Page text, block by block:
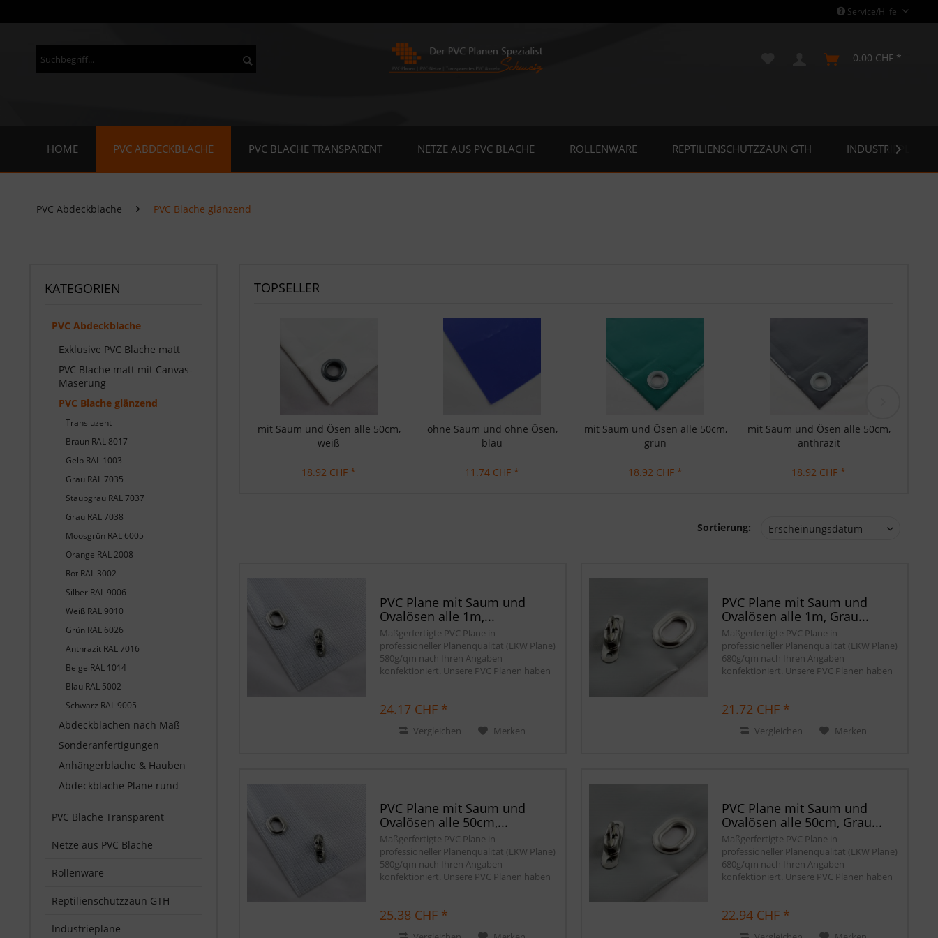
Service/Hilfe
0.00 CHF *
HOME PVC ABDECKBLACHE PVC BLACHE TRANSPARENT NETZE AUS PVC BLACHE ROLLENWARE REPTILIENSCHUTZZAUN GTH INDUSTRIEPLANE

PVC Abdeckblache PVC Blache glänzend
KATEGORIEN
PVC Abdeckblache
Exklusive PVC Blache matt
PVC Blache matt mit Canvas-
Maserung
PVC Blache glänzend
Transluzent
Braun RAL 8017
Gelb RAL 1003
Grau RAL 7035
Staubgrau RAL 7037
Grau RAL 7038
Moosgrün RAL 6005
Orange RAL 2008
Rot RAL 3002
Silber RAL 9006
Weiß RAL 9010
Grün RAL 6026
Anthrazit RAL 7016
Beige RAL 1014
Blau RAL 5002
Schwarz RAL 9005
Abdeckblachen nach Maß
Sonderanfertigungen
Anhängerblache & Hauben
Abdeckblache Plane rund
PVC Blache Transparent
Netze aus PVC Blache
Rollenware
Reptilienschutzzaun GTH
Industrieplane
TOPSELLER
mit Saum und Ösen alle 50cm,
weiß
18.92 CHF *
ohne Saum und ohne Ösen,
blau
11.74 CHF *
mit Saum und Ösen alle 50cm,
grün
18.92 CHF *
mit Saum und Ösen alle 50cm,
anthrazit
18.92 CHF *
Sortierung:
PVC Plane mit Saum und
Ovalösen alle 1m,...
Maßgerfertigte PVC Plane in
professioneller Planenqualität (LKW Plane)
580g/qm nach Ihren Angaben
konfektioniert. Unsere PVC Planen haben
7cm breit. Jede PVC...
24.17 CHF *
Vergleichen Merken
PVC Plane mit Saum und
Ovalösen alle 1m, Grau...
Maßgerfertigte PVC Plane in
professioneller Planenqualität (LKW Plane)
680g/qm nach Ihren Angaben
konfektioniert. Unsere PVC Planen haben
7cm breit. Jede PVC...
21.72 CHF *
Vergleichen Merken
PVC Plane mit Saum und
Ovalösen alle 50cm,...
Maßgerfertigte PVC Plane in
professioneller Planenqualität (LKW Plane)
580g/qm nach Ihren Angaben
konfektioniert. Unsere PVC Planen haben
7cm breit. Jede PVC...
25.38 CHF *
PVC Plane mit Saum und
Ovalösen alle 50cm, Grau...
Maßgerfertigte PVC Plane in
professioneller Planenqualität (LKW Plane)
680g/qm nach Ihren Angaben
konfektioniert. Unsere PVC Planen haben
7cm breit. Jede PVC...
22.94 CHF *